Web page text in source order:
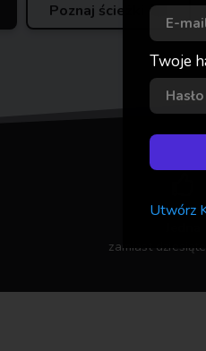
Poznaj ścieżki
zamiast
Twoje
Utwórz